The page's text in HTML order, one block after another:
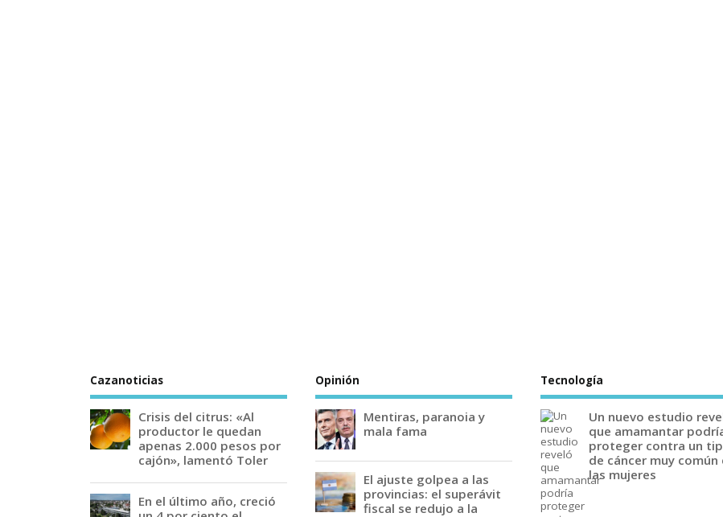
Cazanoticias
Crisis del citrus: «Al
productor le quedan
apenas 2.000 pesos por
cajón», lamentó Toler
En el último año, creció
Opinión
Mentiras, paranoia y
mala fama
El ajuste golpea a las
provincias: el superávit
fiscal se redujo a la
Tecnología
Un nuevo estudio
que amamantar
proteger contra un
de cáncer muy común
las mujeres